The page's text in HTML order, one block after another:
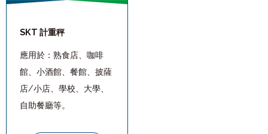
SKT 計重秤
應用於：熟食店、咖啡
館、小酒館、餐館、披薩
店/小店、學校、大學、
自助餐廳等。